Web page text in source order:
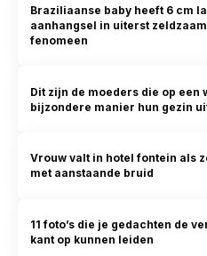
Braziliaanse baby heeft 6 cm
aanhangsel in uiterst zeldzaam
fenomeen
Dit zijn de moeders die op een
bijzondere manier hun gezin
Vrouw valt in hotel fontein als
met aanstaande bruid
11 foto’s die je gedachten de
kant op kunnen leiden